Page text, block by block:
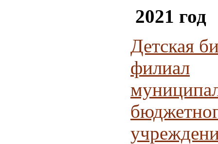
2021 год
Детская
филиал